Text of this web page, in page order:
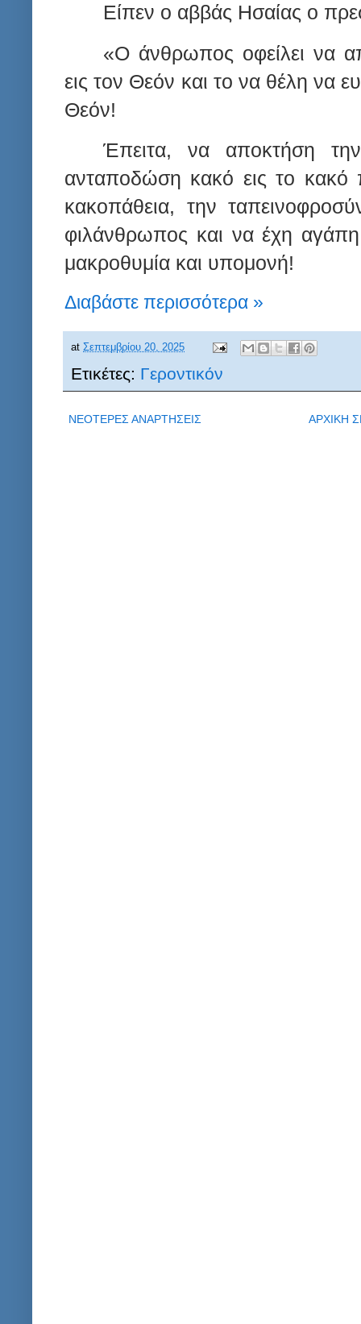
Είπεν ο αββάς Ησαίας ο
«Ο άνθρωπος οφείλει να
εις τον Θεόν και το να θέλη να
Θεόν!
Έπειτα, να αποκτήση
ανταποδώση κακό εις το
κακοπάθεια, την
φιλάνθρωπος και να έχη
μακροθυμία και υπομονή!
Διαβάστε περισσότερα »
at Σεπτεμβρίου 20, 2025
Ετικέτες: Γεροντικόν
ΝΕΟΤΕΡΕΣ ΑΝΑΡΤΗΣΕΙΣ ΑΡΧΙΚΗ